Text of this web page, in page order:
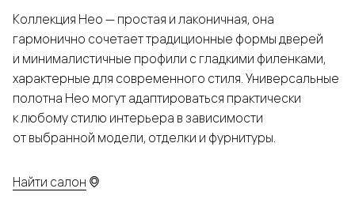
Коллекция Нео — простая и лаконичная, она
гармонично сочетает традиционные формы дверей
и минималистичные профили с гладкими филенками,
характерные для современного стиля. Универсальные
полотна Нео могут адаптироваться практически
к любому стилю интерьера в зависимости
от выбранной модели, отделки и фурнитуры.
Найти салон